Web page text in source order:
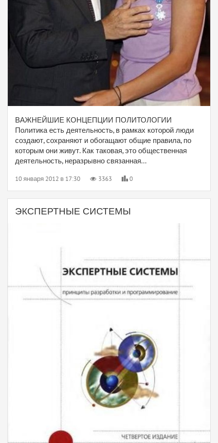
ВАЖНЕЙШИЕ КОНЦЕПЦИИ ПОЛИТОЛОГИИ
Политика есть деятельность, в рамках которой люди
создают, сохраняют и обогащают общие правила, по
которым они живут. Как таковая, это общественная
деятельность, неразрывно связанная...
10 января 2012 в 17:30 3363 0
ЭКСПЕРТНЫЕ СИСТЕМЫ